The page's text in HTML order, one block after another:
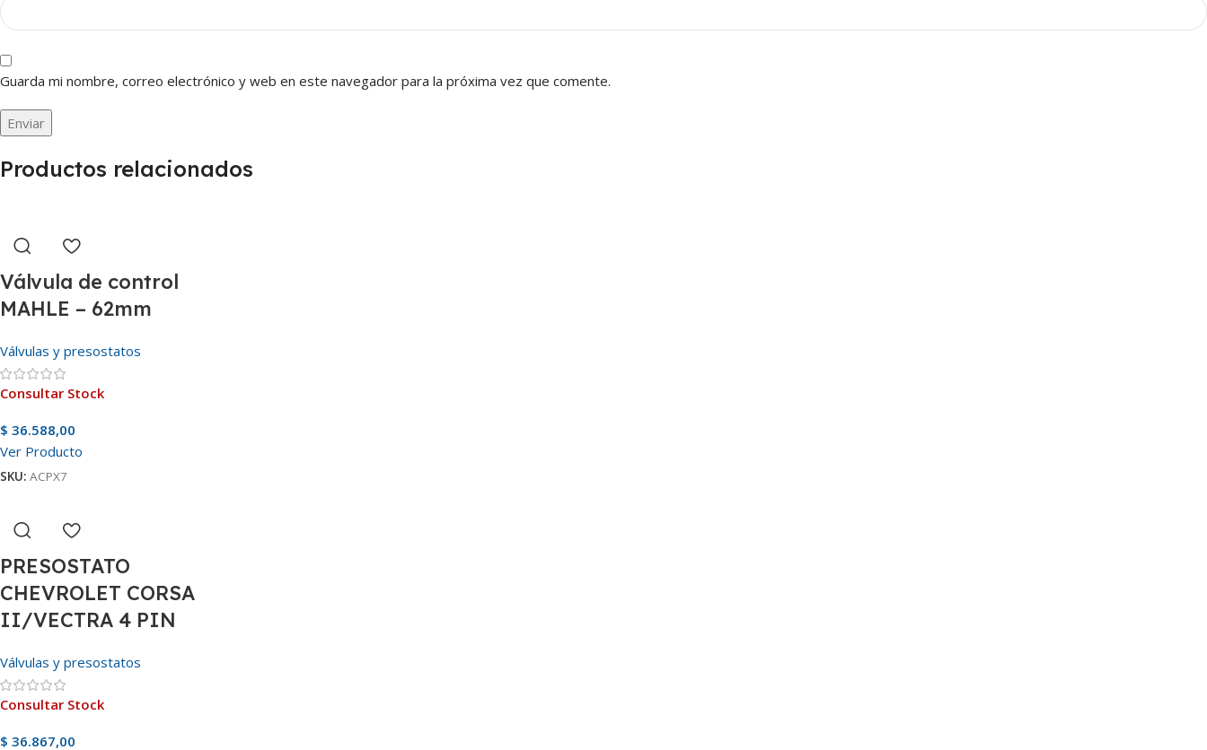
Guarda mi nombre, correo electrónico y web en este navegador para la próxima vez que comente.
Productos relacionados
Válvula de control
MAHLE – 62mm
Válvulas y presostatos
Consultar Stock
$ 36.588,00
Ver Producto
SKU: ACPX7
PRESOSTATO
CHEVROLET CORSA
II/VECTRA 4 PIN
Válvulas y presostatos
Consultar Stock
$ 36.867,00